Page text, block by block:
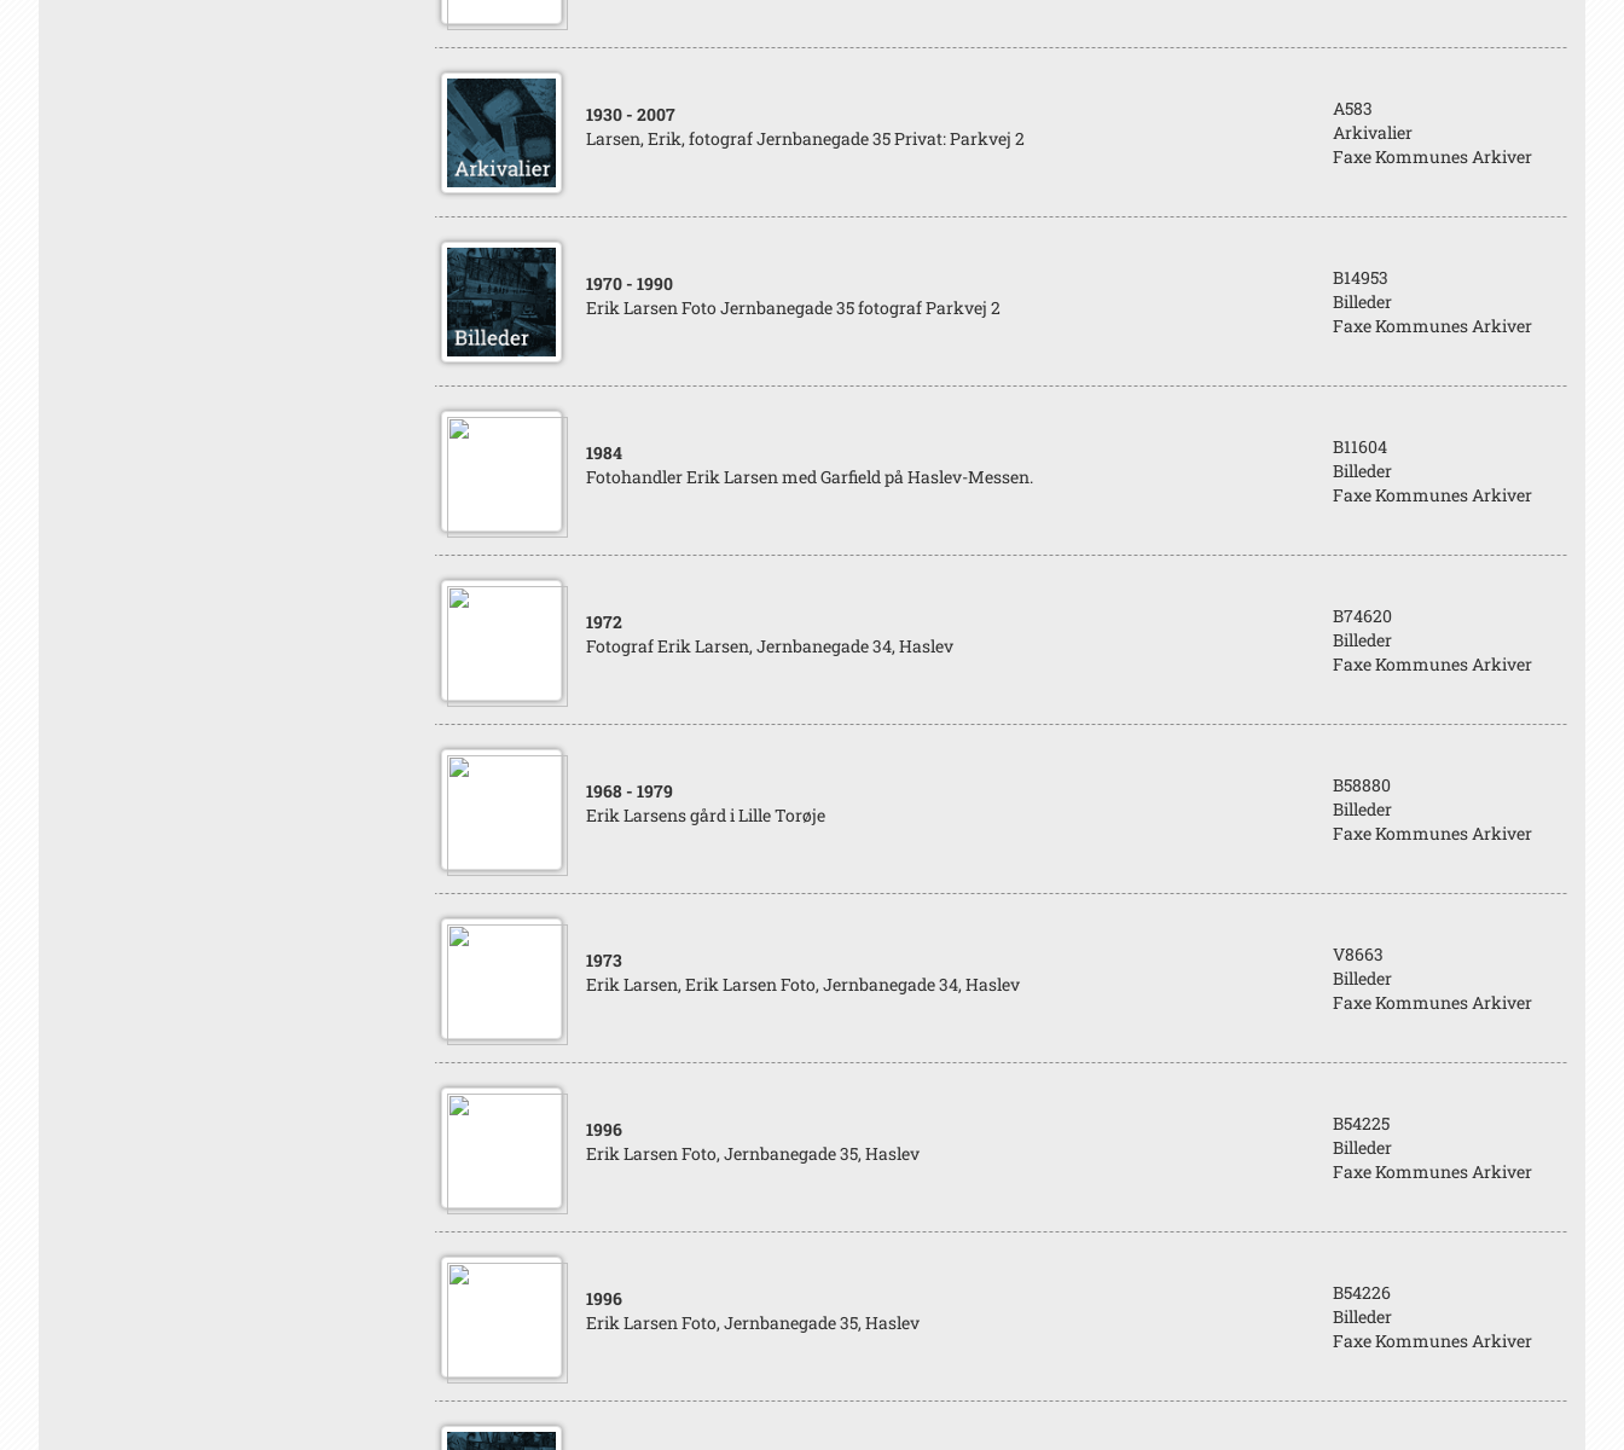
1930 - 2007
Larsen, Erik, fotograf Jernbanegade 35 Privat: Parkvej 2
A583
Arkivalier
Faxe Kommunes Arkiver
1970 - 1990
Erik Larsen Foto Jernbanegade 35 fotograf Parkvej 2
B14953
Billeder
Faxe Kommunes Arkiver
1984
Fotohandler Erik Larsen med Garfield på Haslev-Messen.
B11604
Billeder
Faxe Kommunes Arkiver
1972
Fotograf Erik Larsen, Jernbanegade 34, Haslev
B74620
Billeder
Faxe Kommunes Arkiver
1968 - 1979
Erik Larsens gård i Lille Torøje
B58880
Billeder
Faxe Kommunes Arkiver
1973
Erik Larsen, Erik Larsen Foto, Jernbanegade 34, Haslev
V8663
Billeder
Faxe Kommunes Arkiver
1996
Erik Larsen Foto, Jernbanegade 35, Haslev
B54225
Billeder
Faxe Kommunes Arkiver
1996
Erik Larsen Foto, Jernbanegade 35, Haslev
B54226
Billeder
Faxe Kommunes Arkiver